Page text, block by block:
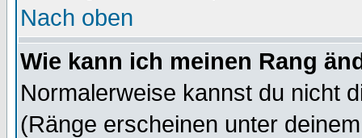
Nach oben
Wie kann ich meinen Rang
Normalerweise kannst du nicht
(Ränge erscheinen unter